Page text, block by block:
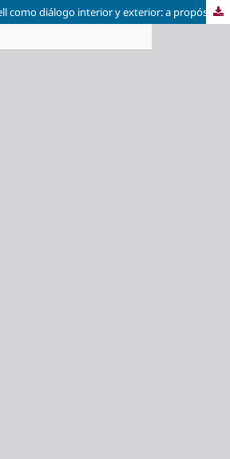
Los dibujos de Vostell como diálogo interior y exterior: a propósito del boceto de una propuesta escultórica para una rotonda en Cáceres